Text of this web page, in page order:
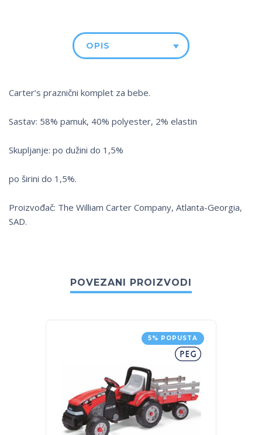
OPIS
Carter’s praznični komplet za bebe.
Sastav: 58% pamuk, 40% polyester, 2% elastin
Skupljanje: po dužini do 1,5%
po širini do 1,5%.
Proizvođač: The William Carter Company, Atlanta-Georgia,
SAD.
POVEZANI PROIZVODI
5% POPUSTA